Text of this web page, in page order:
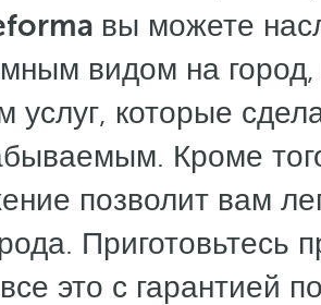
вы можете
видом на
услуг, которые
Кроме
позволит вам
Приготовьтесь
это с гарантией